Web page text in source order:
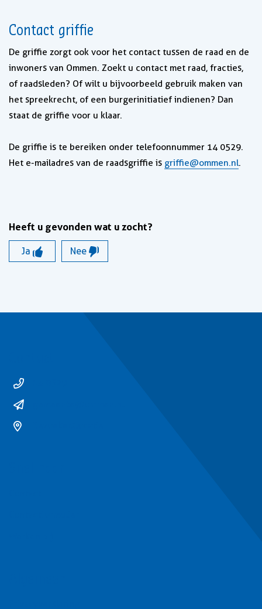
Contact griffie
De griffie zorgt ook voor het contact tussen de raad en de
inwoners van Ommen. Zoekt u contact met raad, fracties,
of raadsleden? Of wilt u bijvoorbeeld gebruik maken van
het spreekrecht, of een burgerinitiatief indienen? Dan
staat de griffie voor u klaar.
De griffie is te bereiken onder telefoonnummer 14 0529.
Het e-mailadres van de raadsgriffie is griffie@ommen.nl.
Heeft u gevonden wat u zocht?
Ja Nee